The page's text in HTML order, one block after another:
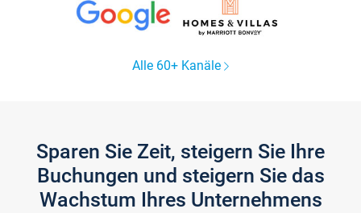
Alle 60+ Kanäle
Sparen Sie Zeit, steigern Sie Ihre
Buchungen und steigern Sie das
Wachstum Ihres Unternehmens